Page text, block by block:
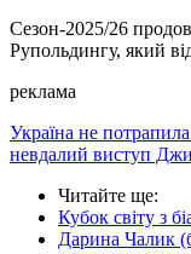
Сезон-2025/26
Рупольдингу, який
реклама
Україна не
невдалий виступ
Читайте ще:
Кубок світу з
Дарина Чалик